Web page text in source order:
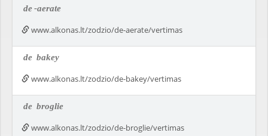
de-aerate
www.alkonas.lt/zodzio/de-aerate/vertimas
de bakey
www.alkonas.lt/zodzio/de-bakey/vertimas
de broglie
www.alkonas.lt/zodzio/de-broglie/vertimas